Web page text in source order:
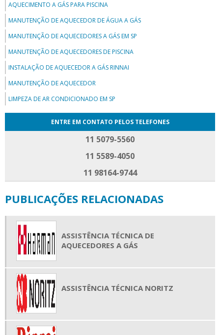
AQUECIMENTO A GÁS PARA PISCINA
MANUTENÇÃO DE AQUECEDOR DE ÁGUA A GÁS
MANUTENÇÃO DE AQUECEDORES A GÁS EM SP
MANUTENÇÃO DE AQUECEDORES DE PISCINA
INSTALAÇÃO DE AQUECEDOR A GÁS RINNAI
MANUTENÇÃO DE AQUECEDOR
LIMPEZA DE AR CONDICIONADO EM SP
ENTRE EM CONTATO PELOS TELEFONES
11 5079-5560
11 5589-4050
11 98164-9744
PUBLICAÇÕES RELACIONADAS
ASSISTÊNCIA TÉCNICA DE
AQUECEDORES A GÁS
ASSISTÊNCIA TÉCNICA NORITZ